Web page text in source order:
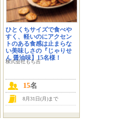
ひとくちサイズで食べや
すく、軽いのにアクセン
トのある食感は止まらな
い美味しさの『じゃりせ
ん 醤油味】15名様！
株式会社もち吉
15名
8月31日(月)まで